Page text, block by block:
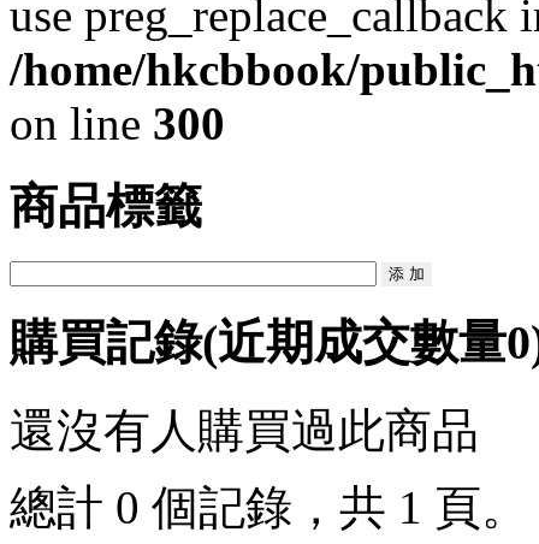
use preg_replace_callback
/home/hkcbbook/
on line 300
商品標籤
購買記錄(近期成交數量0
還沒有人購買過此商品
總計 0 個記錄，共 1 頁。